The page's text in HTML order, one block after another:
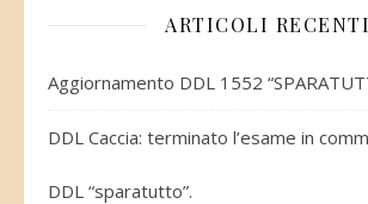
ARTICOLI RECENTI
Aggiornamento DDL 1552
DDL Caccia: terminato l’esame in
DDL “sparatutto”.